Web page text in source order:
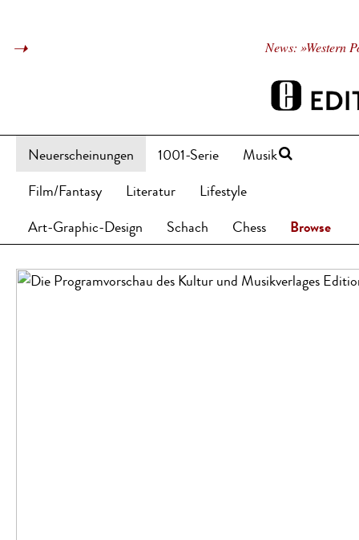
News: »Western
Neuerscheinungen 1001-Serie Musik
Film/Fantasy Literatur Lifestyle
Art-Graphic-Design Schach Chess Browse